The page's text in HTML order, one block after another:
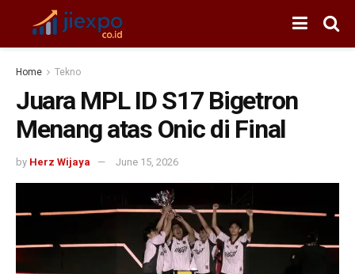
Home Tekno
Juara MPL ID S17 Bigetron
Menang atas Onic di Final
by Herz Wijaya June 15, 2026